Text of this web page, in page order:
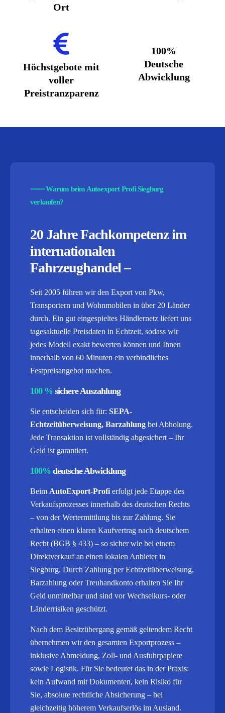
Ort
Höchstgebote mit
voller
Preistranzparenz
100%
Deutsche
Abwicklung
⸺Warum beim Autoexport Profi Siegburg
verkaufen?
20 Jahre Fachkompetenz im
internationalen
Fahrzeughandel –
Seit 2005 führen wir den Export von Pkw,
Transportern und Wohnmobilen in über 20 Länder
durch. Ein gut eingespieltes Händlernetz liefert uns
tagesaktuelle Preisdaten in Echtzeit, sodass wir
jedes Modell exakt bewerten können und Ihnen
innerhalb von 60 Minuten ein verbindliches
Festpreisangebot machen.
100 % sichere Auszahlung
Sie entscheiden sich für: SEPA-
Echtzeitüberweisung, Barzahlung bei Abholung.
Jede Transaktion ist vollständig abgesichert – Ihr
Geld ist garantiert.
100% deutsche Abwicklung
Beim AutoExport-Profi erfolgt jede Etappe des
Verkaufsprozesses innerhalb des deutschen Rechts
– von der Wertermittlung bis zur Zahlung. Sie
erhalten einen klaren Kaufvertrag nach deutschem
Recht (BGB § 433) – so sicher wie bei einem
Direktverkauf an einen lokalen Anbieter in
Siegburg. Durch Zahlung per Echtzeitüberweisung,
Barzahlung oder Treuhandkonto erhalten Sie Ihr
Geld unmittelbar und sind vor Wechselkurs- oder
Länderrisiken geschützt.
Nach dem Besitzübergang gemäß geltendem Recht
übernehmen wir den gesamten Exportprozess –
inklusive Abmeldung, Zoll- und Ausfuhrpapiere
sowie Logistik. Für Sie bedeutet das in der Praxis:
kein Aufwand mit Dokumenten, kein Risiko für
Sie, absolute rechtliche Absicherung – bei
gleichzeitig höherem Verkaufserlös im Ausland.